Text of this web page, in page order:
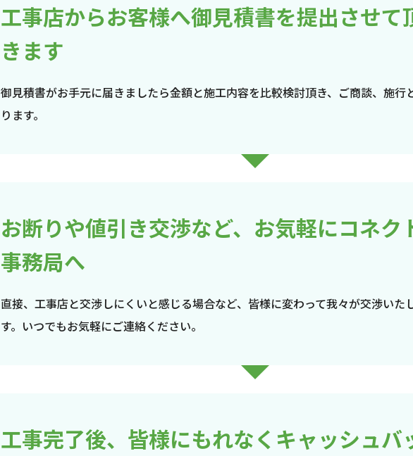
工事店からお客様へ御見積書を提出させて
きます
御見積書がお手元に届きましたら金額と施工内容を比較検討頂き、ご商談、施行
ります。
お断りや値引き交渉など、お気軽にコネク
事務局へ
直接、工事店と交渉しにくいと感じる場合など、皆様に変わって我々が交渉いた
す。いつでもお気軽にご連絡ください。
工事完了後、皆様にもれなくキャッシュバ